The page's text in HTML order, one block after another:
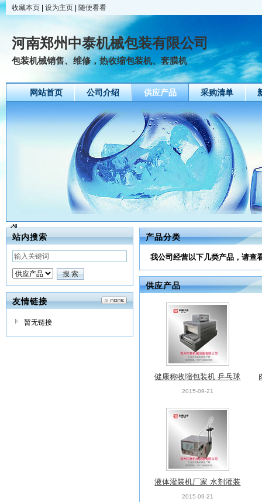
收藏本页 设为主页 随便看看
河南郑州中泰机械包装有限公司
包装机械销售、维修，热收缩包装机、套膜机
网站首页 公司介绍 供应产品 采购清单
站内搜索
友情链接
暂无链接
产品分类
我公司经营以下几类产品，请查
供应产品
健康称收缩包装机 乒乓球
拍包装机 保鲜袋包装机
2015-09-21
液体灌装机厂家 水剂灌装
机 液态物料灌装机
2015-09-21